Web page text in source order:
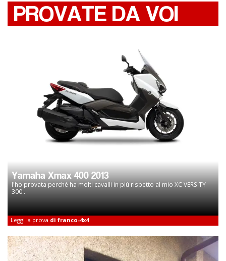
PROVATE DA VOI
Yamaha Xmax 400 2013
l'ho provata perchè ha molti cavalli in più rispetto al mio XC VERSITY
300 .
Leggi la prova di franco-4x4